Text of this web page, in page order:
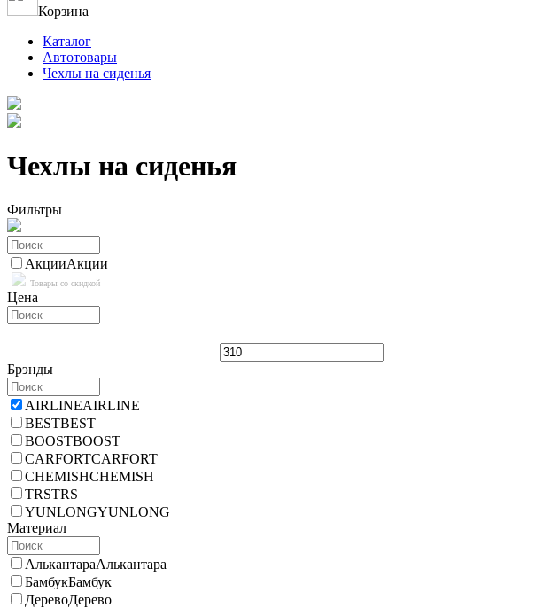
Корзина
Каталог
Автотовары
Чехлы на сиденья
Чехлы на сиденья
Фильтры
АкцииАкции
Товары со скидкой
Цена
Брэнды
AIRLINEAIRLINE
BESTBEST
BOOSTBOOST
CARFORTCARFORT
CHEMISHCHEMISH
TRSTRS
YUNLONGYUNLONG
Материал
АлькантараАлькантара
БамбукБамбук
ДеревоДерево